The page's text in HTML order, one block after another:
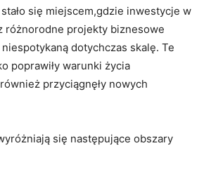
stało się miejscem,gdzie inwestycje w
różnorodne projekty biznesowe
dotychczas skalę. Te
poprawiły warunki życia
przyciągnęły nowych
się następujące obszary